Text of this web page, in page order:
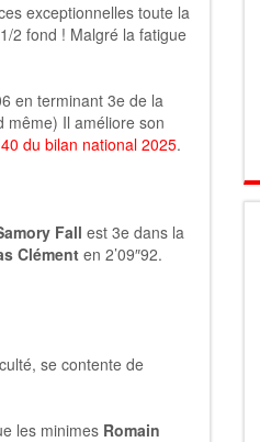
exceptionnelles toute la
2 fond ! Malgré la fatigue
en terminant 3e de la
même) Il améliore son
du bilan national 2025.
Fall est 3e dans la
Clémenten 2’09″92.
se contente de
les minimes Romain